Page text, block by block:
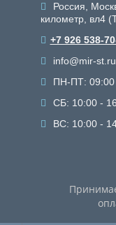
Россия,
километр, вл4
+7 926 538-
info@mir-st.ru
ПН-ПТ: 09:00
СБ: 10:00 -
ВС: 10:00 -